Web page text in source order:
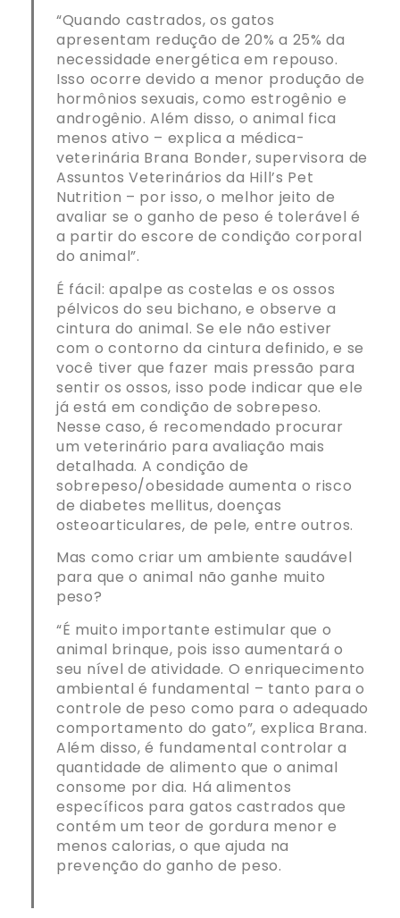
“Quando castrados, os gatos
apresentam redução de 20% a 25% da
necessidade energética em repouso.
Isso ocorre devido a menor produção de
hormônios sexuais, como estrogênio e
androgênio. Além disso, o animal fica
menos ativo – explica a médica-
veterinária Brana Bonder, supervisora de
Assuntos Veterinários da Hill’s Pet
Nutrition – por isso, o melhor jeito de
avaliar se o ganho de peso é tolerável é
a partir do escore de condição corporal
do animal”.
É fácil: apalpe as costelas e os ossos
pélvicos do seu bichano, e observe a
cintura do animal. Se ele não estiver
com o contorno da cintura definido, e se
você tiver que fazer mais pressão para
sentir os ossos, isso pode indicar que ele
já está em condição de sobrepeso.
Nesse caso, é recomendado procurar
um veterinário para avaliação mais
detalhada. A condição de
sobrepeso/obesidade aumenta o risco
de diabetes mellitus, doenças
osteoarticulares, de pele, entre outros.
Mas como criar um ambiente saudável
para que o animal não ganhe muito
peso?
“É muito importante estimular que o
animal brinque, pois isso aumentará o
seu nível de atividade. O enriquecimento
ambiental é fundamental – tanto para o
controle de peso como para o adequado
comportamento do gato”, explica Brana.
Além disso, é fundamental controlar a
quantidade de alimento que o animal
consome por dia. Há alimentos
específicos para gatos castrados que
contém um teor de gordura menor e
menos calorias, o que ajuda na
prevenção do ganho de peso.